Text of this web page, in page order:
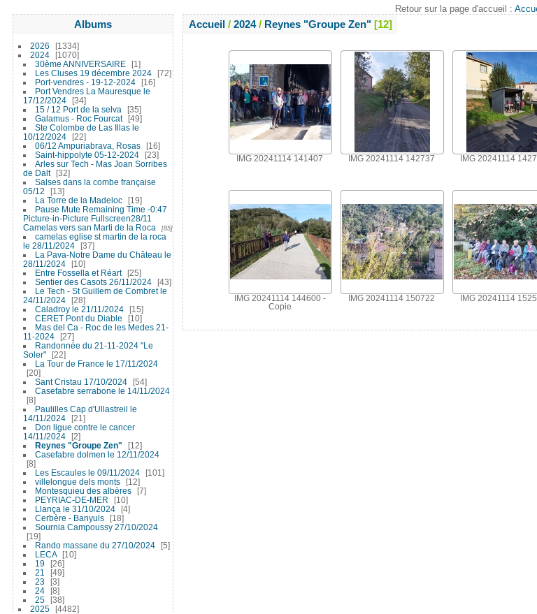
Retour sur la page d'accueil :
Albums
2026
1334
2024
1070
30ème ANNIVERSAIRE
1
Les Cluses 19 décembre 2024
72
Port-vendres - 19-12-2024
16
Port Vendres La Mauresque le
17/12/2024
34
15 / 12 Port de la selva
35
Galamus - Roc Fourcat
49
Ste Colombe de Las Illas le
10/12/2024
22
06/12 Ampuriabrava, Rosas
16
Saint-hippolyte 05-12-2024
23
Arles sur Tech - Mas Joan Sorribes
de Dalt
32
Salses dans la combe française
05/12
13
La Torre de la Madeloc
19
Pause Mute Remaining Time -0:47
Picture-in-Picture Fullscreen28/11
Camelas vers san Marti de la Roca
85
camelas eglise st martin de la roca
le 28/11/2024
37
La Pava-Notre Dame du Château le
28/11/2024
10
Entre Fossella et Réart
25
Sentier des Casots 26/11/2024
43
Le Tech - St Guillem de Combret le
24/11/2024
28
Caladroy le 21/11/2024
15
CERET Pont du Diable
10
Mas del Ca - Roc de les Medes 21-
11-2024
27
Randonnée du 21-11-2024 "Le
Soler"
22
La Tour de France le 17/11/2024
20
Sant Cristau 17/10/2024
54
Casefabre serrabone le 14/11/2024
8
Paulilles Cap d'Ullastreil le
14/11/2024
21
Don ligue contre le cancer
14/11/2024
2
Reynes "Groupe Zen"
12
Casefabre dolmen le 12/11/2024
8
Les Escaules le 09/11/2024
101
villelongue dels monts
12
Montesquieu des albères
7
PEYRIAC-DE-MER
10
Llança le 31/10/2024
4
Cerbère - Banyuls
18
Sournia Campoussy 27/10/2024
19
Rando massane du 27/10/2024
5
LECA
10
19
26
21
49
23
3
24
8
25
38
2025
4482
Accueil/ 2024/ Reynes "Groupe Zen" 12
IMG 20241114 141407 IMG 20241114 142737 IMG 20241114
IMG 20241114 144600 -
Copie
IMG 20241114 150722 IMG 20241114